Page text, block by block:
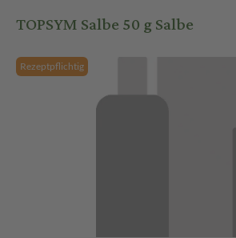
TOPSYM Salbe 50 g Salbe
Rezeptpflichtig